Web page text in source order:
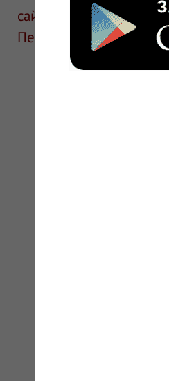
сайте для
Перед применением